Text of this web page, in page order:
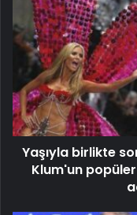
Yaşıyla birlikte
Klum'un